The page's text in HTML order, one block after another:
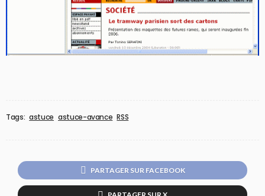
Tags: astuce astuce-avance RSS
PARTAGER SUR FACEBOOK